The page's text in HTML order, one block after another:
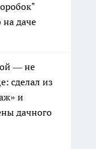
даче
— не
сделал из
и
дачного